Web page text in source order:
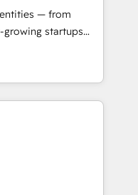
Award 🏆
Award 🏆2017
the Year 🏆2016
Award 🏆2015
🏆2014 HubSpot
Marketplace
— from
startups
scale
of HubSpot.
expertise, we fuse
innovation to deliver
• Onboarding for
Hubs • AI voice
and smart
integration •